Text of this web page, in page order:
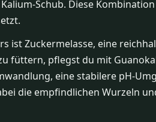
Schub. Diese
ist Zuckermelasse, eine
füttern, pflegst du mit
eine stabilere pH-
die empfindlichen Wurzeln